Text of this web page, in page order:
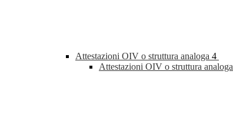
Attestazioni OIV o struttura analoga 4
Attestazioni OIV o struttura analoga